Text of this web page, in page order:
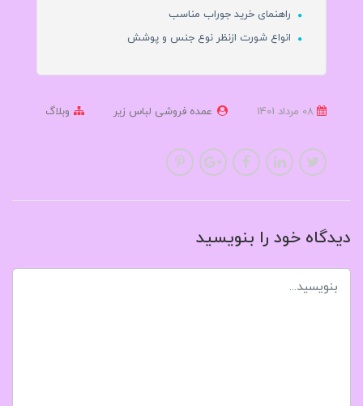
راهنمای خرید جوراب مناسب
انواع شورت ازنظر نوع جنس و پوشش
عمده فروشی لباس زیر وبلاگ
دیدگاه خود را بنویسید